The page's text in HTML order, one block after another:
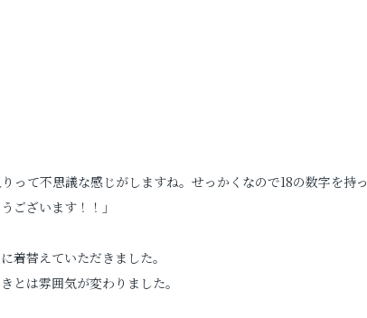
お電話でのご連絡
って不思議な感じがしますね。せっかくなので18の数字を持っ
ございます！！」
着替えていただきました。
とは雰囲気が変わりました。